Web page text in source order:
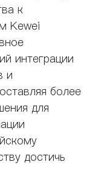
к
Kewei
интеграции
и
более
для
достичь